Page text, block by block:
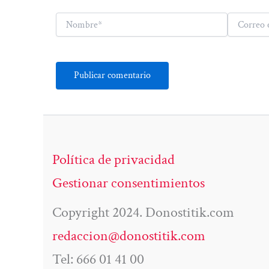
Nombre*
Correo
electrónico*
Política de privacidad
Gestionar consentimientos
Copyright 2024. Donostitik.com
redaccion@donostitik.com
Tel: 666 01 41 00